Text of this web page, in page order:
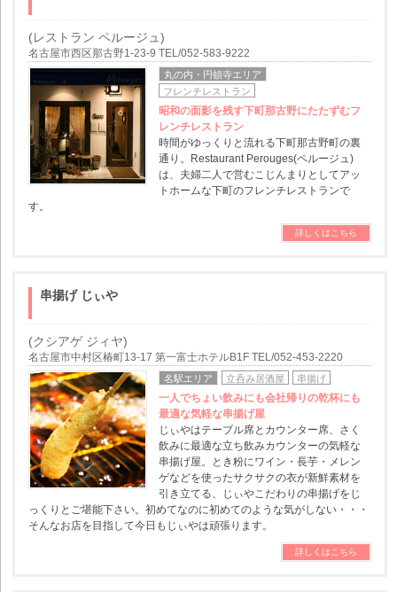
(レストラン ペルージュ)
名古屋市西区那古野1-23-9 TEL/052-583-9222
丸の内・円頓寺エリア
フレンチレストラン
昭和の面影を残す下町那古野にたたずむフ
レンチレストラン
時間がゆっくりと流れる下町那古野町の裏
通り。Restaurant Perouges(ペルージュ)
は、夫婦二人で営むこじんまりとしてアッ
トホームな下町のフレンチレストランで
す。
詳しくはこちら
串揚げ じぃや
(クシアゲ ジィヤ)
名古屋市中村区椿町13-17 第一富士ホテルB1F TEL/052-453-2220
名駅エリア 立呑み居酒屋 串揚げ
一人でちょい飲みにも会社帰りの乾杯にも
最適な気軽な串揚げ屋
じぃやはテーブル席とカウンター席、さく
飲みに最適な立ち飲みカウンターの気軽な
串揚げ屋。とき粉にワイン・長芋・メレン
ゲなどを使ったサクサクの衣が新鮮素材を
引き立てる、じぃやこだわりの串揚げをじ
っくりとご堪能下さい。初めてなのに初めてのような気がしない・・・
そんなお店を目指して今日もじぃやは頑張ります。
詳しくはこちら